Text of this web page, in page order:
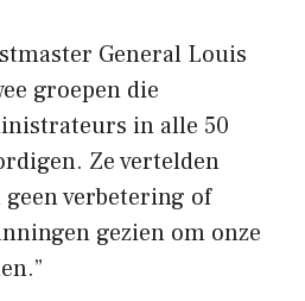
General Louis
groepen die
in alle 50
Ze vertelden
geen verbetering of
gezien om onze